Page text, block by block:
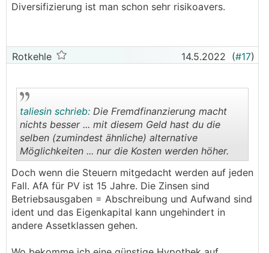
Diversifizierung ist man schon sehr risikoavers.
Rotkehle 14.5.2022 (#17)
..
taliesin schrieb: Die Fremdfinanzierung macht
nichts besser ... mit diesem Geld hast du die
selben (zumindest ähnliche) alternative
Möglichkeiten ... nur die Kosten werden höher.
Doch wenn die Steuern mitgedacht werden auf jeden
Fall. AfA für PV ist 15 Jahre. Die Zinsen sind
Betriebsausgaben = Abschreibung und Aufwand sind
ident und das Eigenkapital kann ungehindert in
andere Assetklassen gehen.